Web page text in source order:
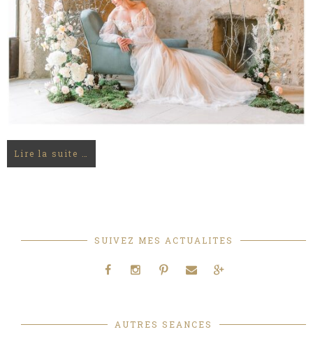
Lire la suite …
SUIVEZ MES ACTUALITES
AUTRES SEANCES